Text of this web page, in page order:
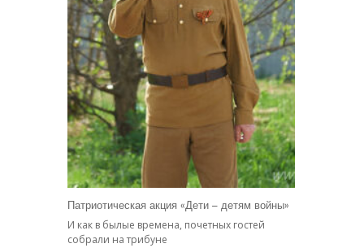
Патриотическая акция «Дети – детям войны»
И как в былые времена, почетных гостей
собрали на трибуне